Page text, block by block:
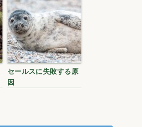
セールスに失敗する原
因